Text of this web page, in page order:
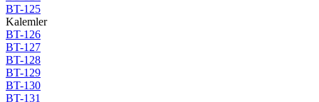
BT-125
Kalemler
BT-126
BT-127
BT-128
BT-129
BT-130
BT-131